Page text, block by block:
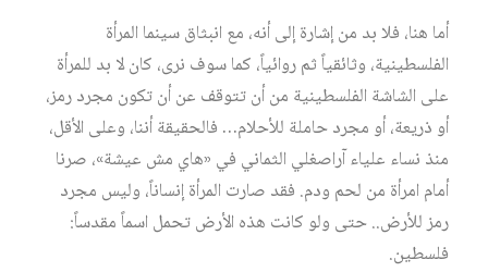
أما هنا، فلا بد من إشارة إلى أنه، مع انبثاق سينما المرأة
الفلسطينية، وثائقياً ثم روائياً، كما سوف نرى، كان لا بد للمرأة
على الشاشة الفلسطينية من أن تتوقف عن أن تكون مجرد رمز،
أو ذريعة، أو مجرد حاملة للأحلام… فالحقيقة أننا، وعلى الأقل،
منذ نساء علياء آراصغلي الثماني في «هاي مش عيشة»، صرنا
أمام امرأة من لحم ودم. فقد صارت المرأة إنساناً، وليس مجرد
رمز للأرض.. حتى ولو كانت هذه الأرض تحمل اسماً مقدساً:
فلسطين.